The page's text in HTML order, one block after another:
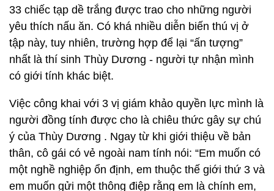
33 chiếc tạp dề trắng được trao cho những người
yêu thích nấu ăn. Có khá nhiều diễn biến thú vị ở
tập này, tuy nhiên, trường hợp để lại “ấn tượng”
nhất là thí sinh Thùy Dương - người tự nhận mình
có giới tính khác biệt.
Việc công khai với 3 vị giám khảo quyền lực mình là
người đồng tính được cho là chiêu thức gây sự chú
ý của Thùy Dương . Ngay từ khi giới thiệu về bản
thân, cô gái có vẻ ngoài nam tính nói: “Em muốn có
một nghề nghiệp ổn định, em thuộc thế giới thứ 3 và
em muốn gửi một thông điệp rằng em là chính em,